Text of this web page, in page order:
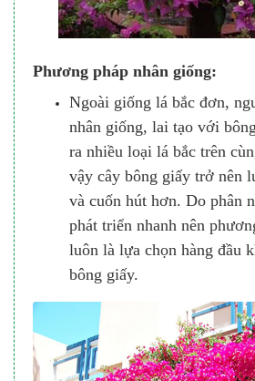
Phương pháp nhân giống:
Ngoài giống lá bắc đơn,
nhân giống, lai tạo với
ra nhiều loại lá bắc trên
vậy cây bông giấy trở nên
và cuốn hút hơn. Do phân
phát triển nhanh nên
luôn là lựa chọn hàng đầu
bông giấy.